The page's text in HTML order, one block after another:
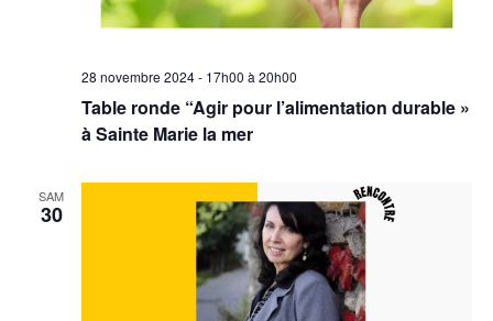
Table ronde “Agir pour l’alimentation durable »
à Sainte Marie la mer
28 novembre 2024 - 17h00 à 20h00
SAM
30